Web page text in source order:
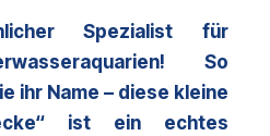
Spezialist für
So
ihr Name – diese kleine
ist ein echtes